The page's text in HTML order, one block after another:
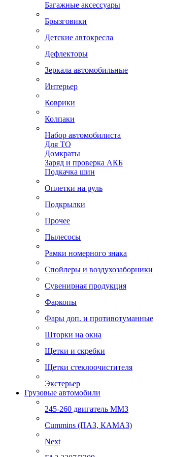
Багажные аксессуары
Брызговики
Детские автокресла
Дефлекторы
Зеркала автомобильные
Интерьер
Коврики
Колпаки
Набор автомобилиста
Для ТО
Домкраты
Заряд и проверка АКБ
Подкачка шин
Оплетки на руль
Подкрылки
Прочее
Пылесосы
Рамки номерного знака
Спойлеры и воздухозаборники
Сувенирная продукция
Фаркопы
Фары доп. и противотуманные
Шторки на окна
Щетки и скребки
Щетки стеклоочистителя
Экстерьер
Грузовые автомобили
245-260 двигатель ММЗ
Cummins (ПАЗ, КАМАЗ)
Next